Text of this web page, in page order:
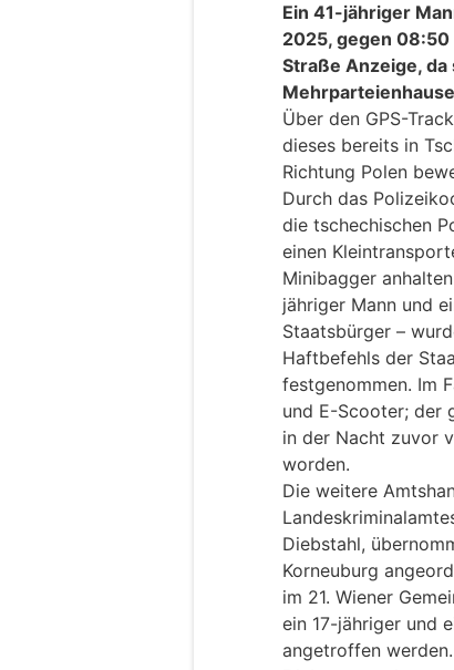
Ein 41-jähriger
2025, gegen
Straße Anzeige,
Über den GPS-
dieses bereits in
Richtung Polen
Durch das
die tschechischen
einen
Minibagger
jähriger Mann und
Staatsbürger –
Haftbefehls der
festgenommen. Im
und E-Scooter; der
in der Nacht zuvor
worden.
Die weitere
Diebstahl,
Korneuburg
im 21. Wiener
ein 17-jähriger und
angetroffen